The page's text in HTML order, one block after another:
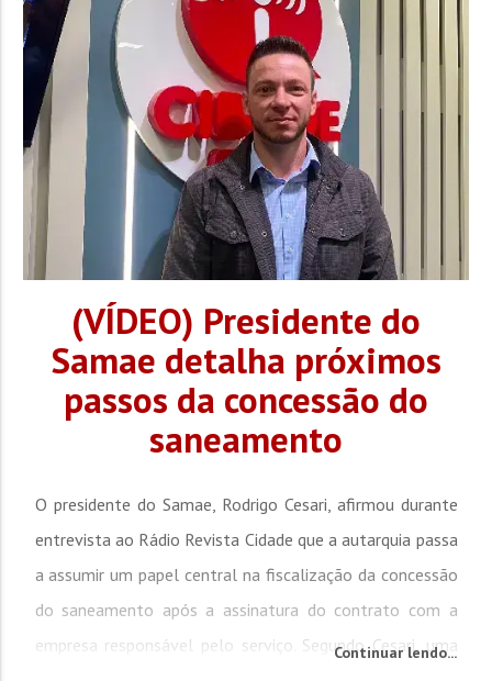
estarão fechados. Em caso de urgência deve-se procurar
o Hospital Dom Joaquim, Hospital Azambuja, ou o
Pronto...
(VÍDEO) Presidente do
Samae detalha próximos
passos da concessão do
saneamento
O presidente do Samae, Rodrigo Cesari, afirmou durante
entrevista ao Rádio Revista Cidade que a autarquia passa
a assumir um papel central na fiscalização da concessão
do saneamento após a assinatura do contrato com a
empresa responsável pelo serviço. Segundo Cesari, uma
Continuar lendo...